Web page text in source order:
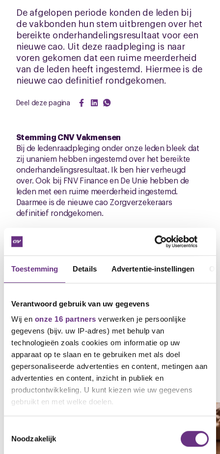
Toestemming Details Advertentie-instellingen
Verantwoord gebruik van uw gegevens
Wij en onze 16 partners verwerken je persoonlijke
gegevens (bijv. uw IP-adres) met behulp van
technologieën zoals cookies om informatie op uw
apparaat op te slaan en te gebruiken met als doel
gepersonaliseerde advertenties en content, metingen aan
advertenties en content, inzicht in publiek en
productontwikkeling. U kunt kiezen wie uw gegevens
gebruikt en met welke doelen.
Informatie verzamelen over uw geografische
Noodzakelijk
De afgelopen periode konden de leden bij
de vakbonden hun stem uitbrengen over het
bereikte onderhandelingsresultaat voor een
nieuwe cao. Uit deze raadpleging is naar
voren gekomen dat een ruime meerderheid
van de leden heeft ingestemd. Hiermee is de
nieuwe cao definitief rondgekomen.
Deel deze pagina
Stemming CNV Vakmensen
Bij de ledenraadpleging onder onze leden bleek dat
zij unaniem hebben ingestemd over het bereikte
onderhandelingsresultaat. Ik ben hier verheugd
over. Ook bij FNV Finance en De Unie hebben de
leden met een ruime meerderheid ingestemd.
Daarmee is de nieuwe cao Zorgverzekeraars
definitief rondgekomen.
Op dit moment worden de nieuwe cao-teksten
uitgewerkt. Zodra de cao-teksten uitgewerkt zijn en
akkoord zijn bevonden, worden deze integraal
beschikbaar gesteld.
Bestuurder CNV Vakmensen
M: +316 51 86 42 65
E:
r.wonnink@cnvvakmensen.nl
Gerelateerd nieuws
Zie al het nieuws
NIEUWS